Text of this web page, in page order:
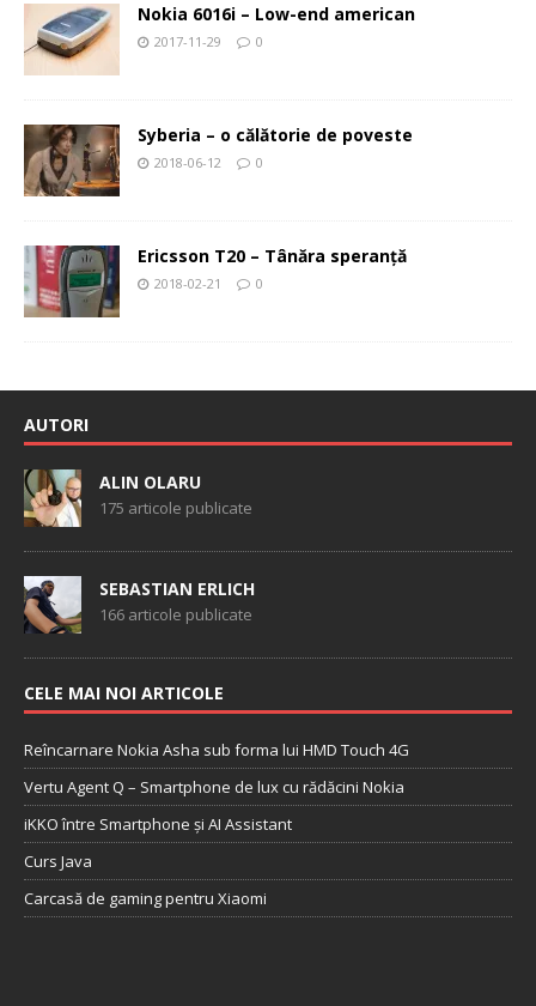
Nokia 6016i – Low-end american
2017-11-29 0
Syberia – o călătorie de poveste
2018-06-12 0
Ericsson T20 – Tânăra speranţă
2018-02-21 0
AUTORI
ALIN OLARU
175 articole publicate
SEBASTIAN ERLICH
166 articole publicate
CELE MAI NOI ARTICOLE
Reîncarnare Nokia Asha sub forma lui HMD Touch 4G
Vertu Agent Q – Smartphone de lux cu rădăcini Nokia
iKKO între Smartphone și AI Assistant
Curs Java
Carcasă de gaming pentru Xiaomi